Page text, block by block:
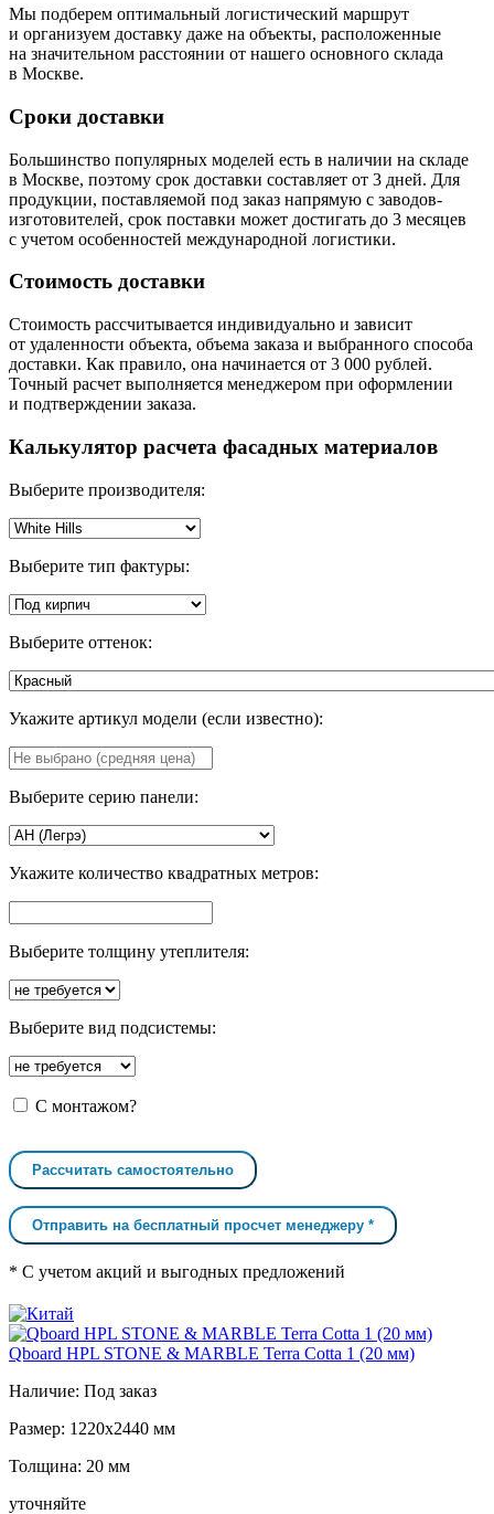
Мы подберем оптимальный логистический маршрут
и организуем доставку даже на объекты, расположенные
на значительном расстоянии от нашего основного склада
в Москве.
Сроки доставки
Большинство популярных моделей есть в наличии на складе
в Москве, поэтому срок доставки составляет от 3 дней. Для
продукции, поставляемой под заказ напрямую с заводов-
изготовителей, срок поставки может достигать до 3 месяцев
с учетом особенностей международной логистики.
Стоимость доставки
Стоимость рассчитывается индивидуально и зависит
от удаленности объекта, объема заказа и выбранного способа
доставки. Как правило, она начинается от 3 000 рублей.
Точный расчет выполняется менеджером при оформлении
и подтверждении заказа.
Калькулятор расчета фасадных материалов
Выберите производителя:
Выберите тип фактуры:
Выберите оттенок:
Укажите артикул модели (если известно):
Выберите серию панели:
Укажите количество квадратных метров:
Выберите толщину утеплителя:
Выберите вид подсистемы:
С монтажом?
Рассчитать самостоятельно
Отправить на бесплатный просчет менеджеру *
* С учетом акций и выгодных предложений
Qboard HPL STONE & MARBLE Terra Cotta 1 (20 мм)
Наличие: Под заказ
Размер: 1220x2440 мм
Толщина: 20 мм
уточняйте